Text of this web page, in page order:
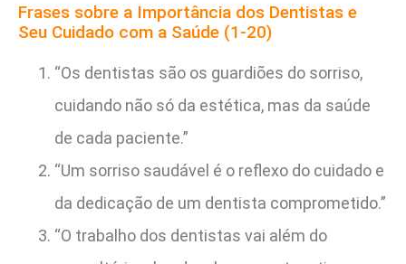
Frases sobre a Importância dos Dentistas e
Seu Cuidado com a Saúde (1-20)
“Os dentistas são os guardiões do sorriso,
cuidando não só da estética, mas da saúde
de cada paciente.”
“Um sorriso saudável é o reflexo do cuidado e
da dedicação de um dentista comprometido.”
“O trabalho dos dentistas vai além do